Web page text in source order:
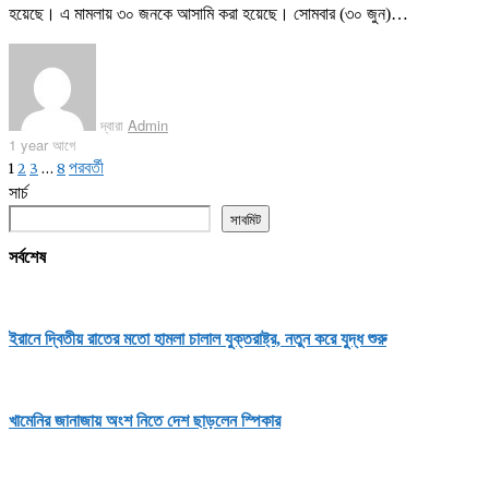
হয়েছে। এ মামলায় ৩০ জনকে আসামি করা হয়েছে। সোমবার (৩০ জুন)…
দ্বারা Admin
1 year আগে
1 2 3 … 8 পরবর্তী
সার্চ
সাবমিট
সর্বশেষ
ইরানে দ্বিতীয় রাতের মতো হামলা চালাল যুক্তরাষ্ট্র, নতুন করে যুদ্ধ শুরু
খামেনির জানাজায় অংশ নিতে দেশ ছাড়লেন স্পিকার